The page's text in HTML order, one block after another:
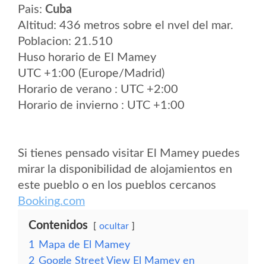
Pais: Cuba
Altitud: 436 metros sobre el nvel del mar.
Poblacion: 21.510
Huso horario de El Mamey
UTC +1:00 (Europe/Madrid)
Horario de verano : UTC +2:00
Horario de invierno : UTC +1:00
Si tienes pensado visitar El Mamey puedes
mirar la disponibilidad de alojamientos en
este pueblo o en los pueblos cercanos
Booking.com
Contenidos ocultar
1
Mapa de El Mamey
2 Google Street View El Mamey en